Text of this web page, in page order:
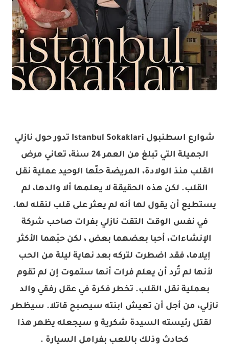
شوارع اسطنبول Istanbul Sokaklari تدور حول نازلي
الجميلة التي تبلغ من العمر 24 سنة، تعاني مرض
القلب منذ الولادة، المريضة حلّها الوحيد عملية نقل
القلب. لكن هذه الحقيقة لا يعلمها ألا والدها، لم
يستطيع أن يقول لها أنه لم يعثر على قلب لنقله لها.
في نفس الوقت التقت نازلي بفرات صاحب شركة
الإنشاءات، أحبا بعضهما بعض ، لكن حبّهما الأكثر
إيلاما، فقد اضطرت لتركه بعد نهاية ليلة من الحب
لأنها لم تُرد أن يعلم فرات أنها ستموت إن لم تقوم
بعملية نقل القلب. تخطر فكرة في عقل رفقي والد
نازلي، من أجل أن تعيش ابنته سيصبح قاتلا. سيظطر
لقتل رئيسته السيدة شكرية و سيجعله يظهر هذا
كحادث وذلك باللعب بفرامل السيارة .